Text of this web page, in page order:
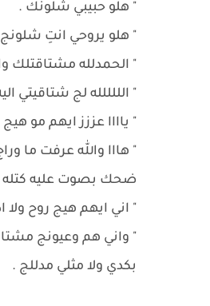
" هلو حبيبي شلونك .
" هلو يروحي انتِ شلونج
" الحمدلله مشتاقتلك
" الللللله لج شتاقيتي
" ياااا عززز ايهم مو
" هااا والله عرفت ما
ضحك بصوت عليه كتله
" اني ايهم هيج روح
" واني هم وعيونج
بكدي ولا مثلي مدللج .